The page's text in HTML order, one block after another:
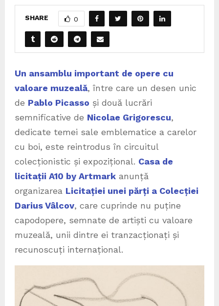
SHARE 0
Un ansamblu important de opere cu
valoare muzeală, între care un desen unic
de Pablo Picasso și două lucrări
semnificative de Nicolae Grigorescu,
dedicate temei sale emblematice a carelor
cu boi, este reintrodus în circuitul
colecționistic și expozițional. Casa de
licitații A10 by Artmark anunță
organizarea Licitației unei părți a Colecției
Darius Vâlcov, care cuprinde nu puține
capodopere, semnate de artiști cu valoare
muzeală, unii dintre ei tranzacționați și
recunoscuți internațional.